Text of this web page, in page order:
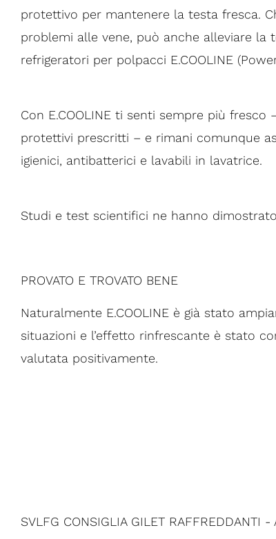
protettivo per mantenere la testa fresca.
problemi alle vene, può anche alleviare la
refrigeratori per polpacci E.COOLINE
Con E.COOLINE ti senti sempre più
protettivi prescritti – e rimani comunque
igienici, antibatterici e lavabili in lavatrice.
Studi e test scientifici ne hanno
PROVATO E TROVATO BENE
Naturalmente E.COOLINE è già stato
situazioni e l’effetto rinfrescante è stato
valutata positivamente.
SVLFG CONSIGLIA GILET RAFFREDDANTI -